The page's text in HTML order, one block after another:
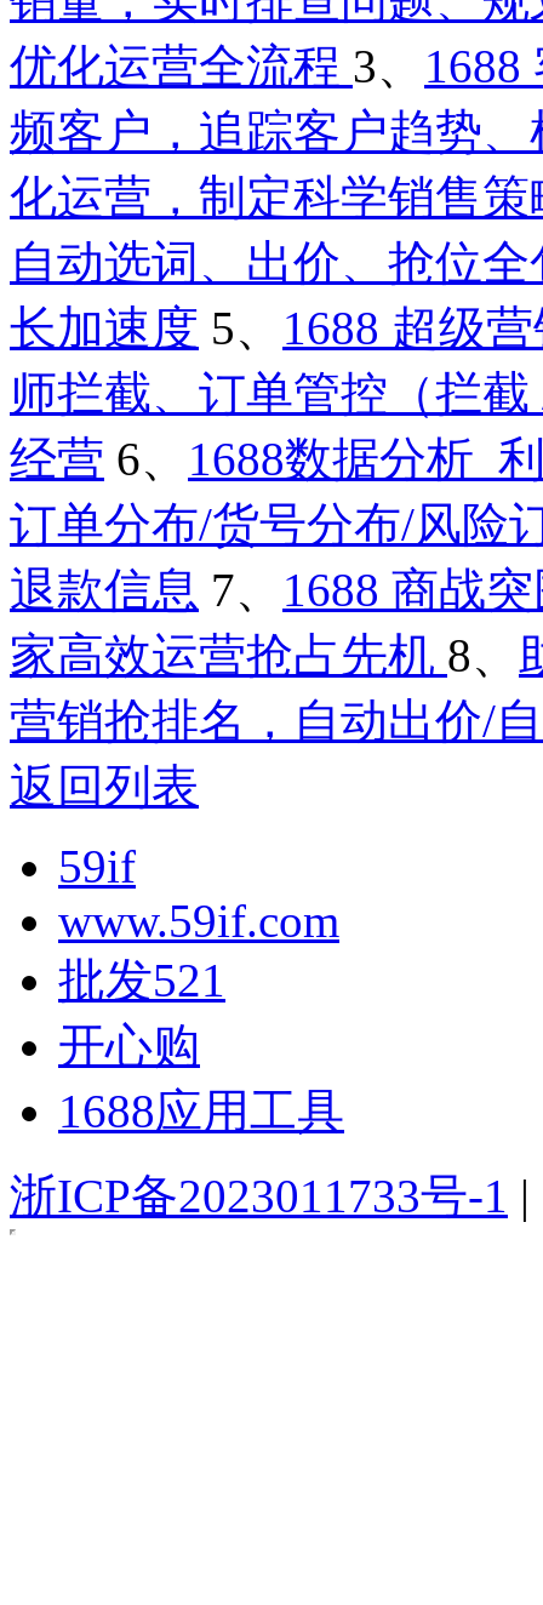
优化运营全流程 3、 1688
频客户，追踪客户趋势
化运营，制定科学销售
自动选词、出价、抢位
长加速度 5、 1688 超级
师拦截、订单管控（拦
经营 6、 1688数据分析_
订单分布/货号分布/风险
退款信息 7、 1688 商战
家高效运营抢占先机 8、
营销抢排名，自动出价/
返回列表
59if
www.59if.com
批发521
开心购
1688应用工具
浙ICP备2023011733号-1